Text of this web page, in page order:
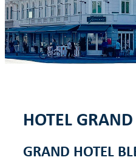
HOTEL
GRAND HOTEL